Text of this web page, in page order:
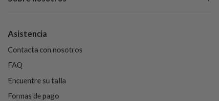
Asistencia
Contacta con nosotros
FAQ
Encuentre su talla
Formas de pago